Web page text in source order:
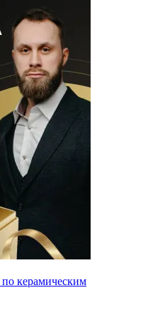
керамическим